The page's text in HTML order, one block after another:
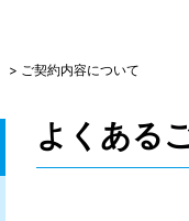
> ご契約内容について
よくある